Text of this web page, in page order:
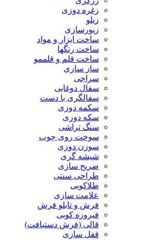
زغره دوزی
زیلو
زیورسازی
ساخت ابزار و مواد
ساخت رنگها
ساخت قلم و قلممو
ساز سازی
سراجی
سفال دوغابی
سفالگری با دست
سکمه دوزی
سکه دوزی
سنگ تراشی
سوخت روی چوب
سوزن دوزی
شیشه گری
ضریح سازی
طراحی سنتی
طلاکوبی
علامت سازی
فرش و تابلو فرش
فیروزه کوبی
قالی (فرش دستبافت)
قفل سازی